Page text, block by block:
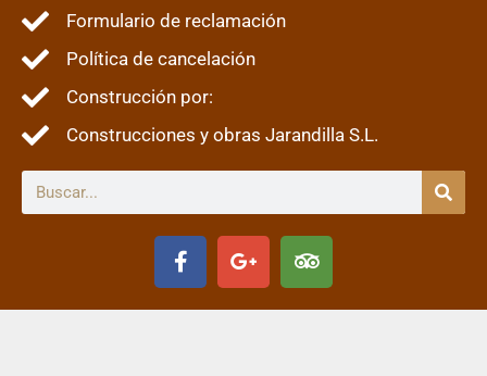
Formulario de reclamación
Política de cancelación
Construcción por:
Construcciones y obras Jarandilla S.L.